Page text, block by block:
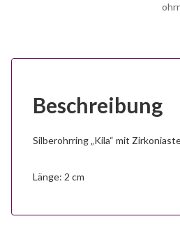
Beschreibung
Silberohrring „Kila“ mit
Länge: 2 cm